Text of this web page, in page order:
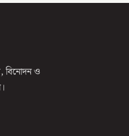
বিনোদন ও